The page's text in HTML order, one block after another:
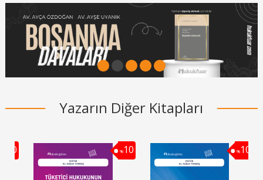
1 2 3 4 5
Yazarın Diğer Kitapları
10 %10 %10